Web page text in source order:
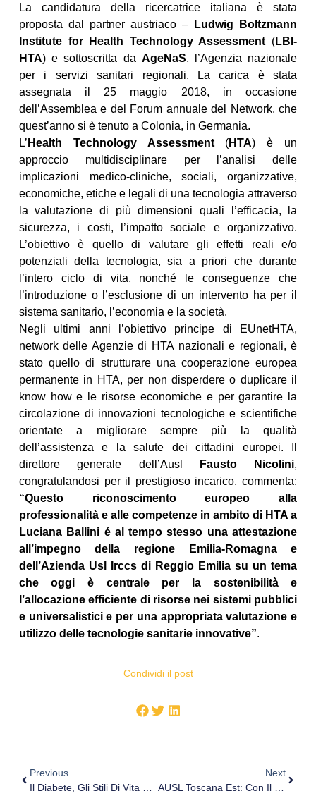
La candidatura della ricercatrice italiana è stata
proposta dal partner austriaco –
Ludwig Boltzmann
Institute for Health Technology Assessment (LBI-
HTA) e sottoscritta da AgeNaS, l’Agenzia nazionale
per i servizi sanitari regionali. La carica è stata
assegnata il 25 maggio 2018, in occasione
dell’Assemblea e del Forum annuale del Network, che
quest’anno si è tenuto a Colonia, in Germania.
L’ Health Technology Assessment(HTA) è un
approccio multidisciplinare per l’analisi delle
implicazioni medico-cliniche, sociali, organizzative,
economiche, etiche e legali di una tecnologia attraverso
la valutazione di più dimensioni quali l’efficacia, la
sicurezza, i costi, l’impatto sociale e organizzativo.
L’obiettivo è quello di valutare gli effetti reali e/o
potenziali della tecnologia, sia a priori che durante
l’intero ciclo di vita, nonché le conseguenze che
l’introduzione o l’esclusione di un intervento ha per il
sistema sanitario, l’economia e la società.
Negli ultimi anni l’obiettivo principe di EUnetHTA,
network delle Agenzie di HTA nazionali e regionali, è
stato quello di strutturare una cooperazione europea
permanente in HTA, per non disperdere o duplicare il
know how e le risorse economiche e per garantire la
circolazione di innovazioni tecnologiche e scientifiche
orientate a migliorare sempre più la qualità
dell’assistenza e la salute dei cittadini europei. Il
direttore generale dell’Ausl
Fausto Nicolini,
congratulandosi per il prestigioso incarico, commenta:
“Questo riconoscimento europeo alla
professionalità e alle competenze in ambito di HTA a
Luciana Ballini é al tempo stesso una attestazione
all’impegno della regione Emilia-Romagna e
dell’Azienda Usl Irccs di Reggio Emilia su un tema
che oggi è centrale per la sostenibilità e
l’allocazione efficiente di risorse nei sistemi pubblici
e universalistici e per una appropriata valutazione e
utilizzo delle tecnologie sanitarie innovative”.
Condividi il post
Previous
Next